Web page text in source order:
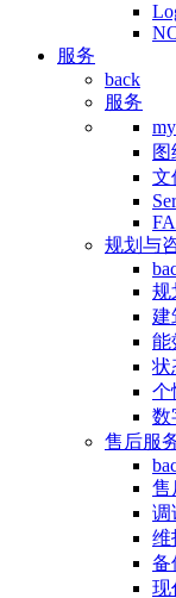
服务
back
服务
图
文
规划与
规
建
能
状
个
数
售后服
售
调
维
备
现